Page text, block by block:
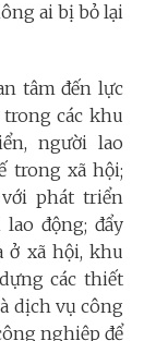
ai bị bỏ lại
tâm đến lực
các khu
người lao
trong xã hội;
phát triển
động; đẩy
xã hội, khu
các thiết
dịch vụ công
nghiệp để